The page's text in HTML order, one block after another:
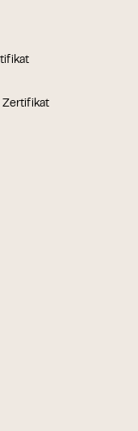
Zertifikat